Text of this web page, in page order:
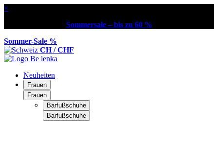
×
Sommersale – bis zu 60 %
Sommer-Sale %
CH / CHF
Neuheiten
Frauen
Frauen
Barfußschuhe
Barfußschuhe